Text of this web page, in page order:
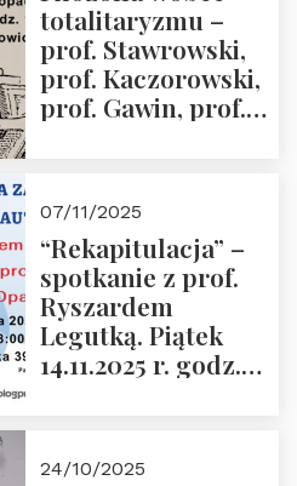
grudnia 2025 r.
godz. 18:00.
totalitaryzmu –
prof. Stawrowski,
prof. Kaczorowski,
prof. Gawin, prof.
07/11/2025
“Rekapitulacja” –
spotkanie z prof.
Ryszardem
Legutką. Piątek
14.11.2025 r. godz.
24/10/2025